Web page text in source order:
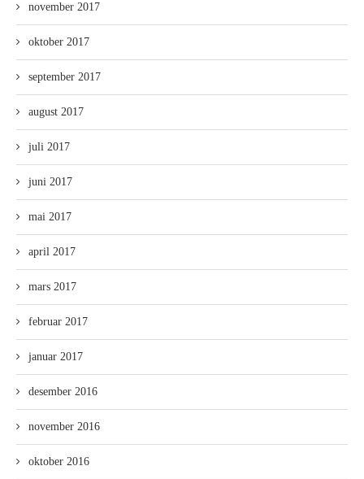
november 2017
oktober 2017
september 2017
august 2017
juli 2017
juni 2017
mai 2017
april 2017
mars 2017
februar 2017
januar 2017
desember 2016
november 2016
oktober 2016